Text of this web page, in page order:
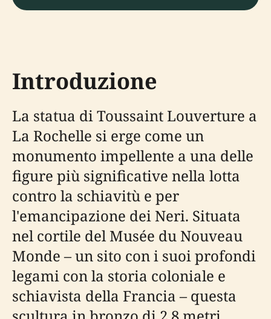
Introduzione
La statua di Toussaint Louverture a
La Rochelle si erge come un
monumento impellente a una delle
figure più significative nella lotta
contro la schiavitù e per
l'emancipazione dei Neri. Situata
nel cortile del Musée du Nouveau
Monde – un sito con i suoi profondi
legami con la storia coloniale e
schiavista della Francia – questa